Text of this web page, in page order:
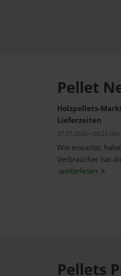
Pellet
Holzpellets-
Lieferzeiten
27.07.2026 • 09:23
Wie erwartet,
Verbraucher hat
weiterlesen
Pellets